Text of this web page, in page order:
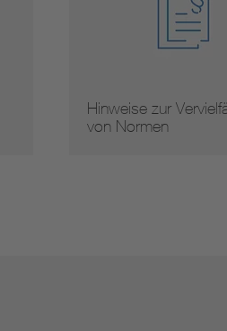
Hinweise zur
von Normen